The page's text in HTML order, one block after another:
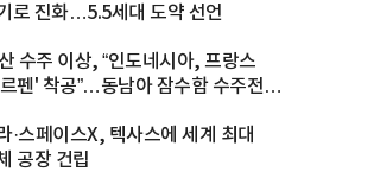
로 진화…5.5세대 도약 선언
수주 이상, “인도네시아, 프랑스
펜' 착공”…동남아 잠수함 수주전
·스페이스X, 텍사스에 세계 최대
공장 건립